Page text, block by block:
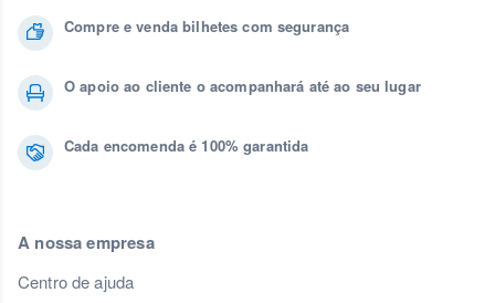
Compre e venda bilhetes com segurança
O apoio ao cliente o acompanhará até ao seu lugar
Cada encomenda é 100% garantida
A nossa empresa
Centro de ajuda